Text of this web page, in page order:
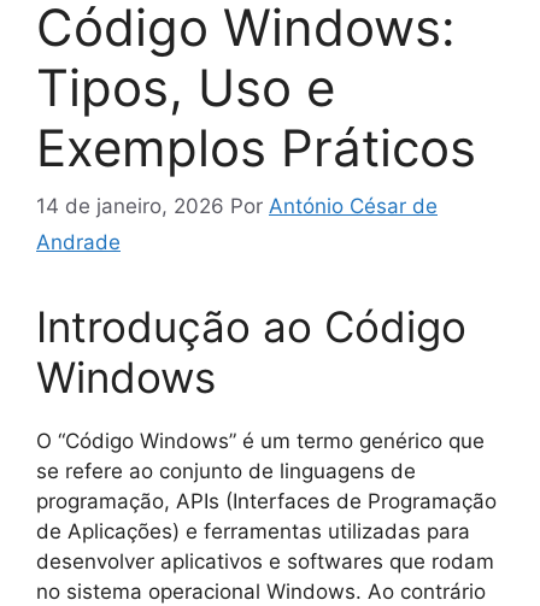
Código Windows:
Tipos, Uso e
Exemplos Práticos
14 de janeiro, 2026 Por António César de
Andrade
Introdução ao Código
Windows
O “Código Windows” é um termo genérico que
se refere ao conjunto de linguagens de
programação, APIs (Interfaces de Programação
de Aplicações) e ferramentas utilizadas para
desenvolver aplicativos e softwares que rodam
no sistema operacional Windows. Ao contrário